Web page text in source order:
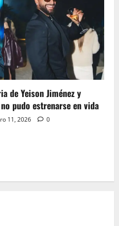
de Yeison Jiménez y
pudo estrenarse en vida
11, 2026 0